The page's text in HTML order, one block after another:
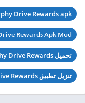
Drive Rewards apk
Rewards Apk Mod
تحميل Murphy Drive Rewards مهكرة
تنزيل تطبيق Murphy Drive Rewards آخر اصدار